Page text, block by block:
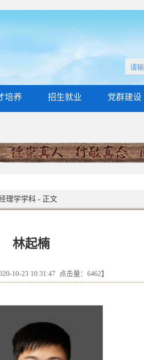
培养 招生就业 党群建设
理学学科- 正文
林起楠
10-23 10:31:47 点击量： 6462】